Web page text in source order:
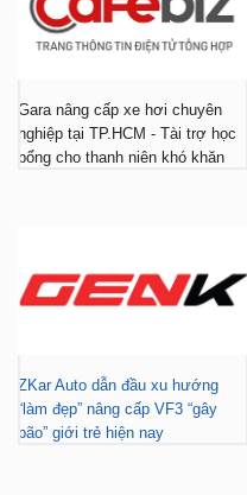
Gara nâng cấp xe hơi chuyên